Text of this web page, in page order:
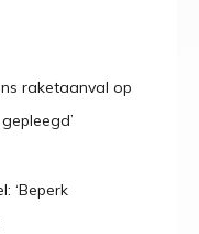
raketaanval op
‘Beperk